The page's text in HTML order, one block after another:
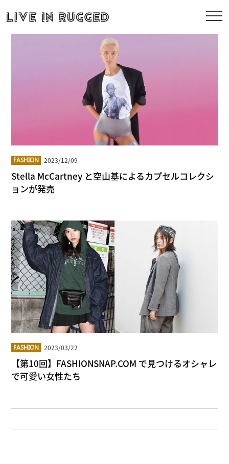
FASHION 2023/12/09
Stella McCartney と空山基によるカプセルコレクシ
ョンが発売
FASHION 2023/03/22
【第10回】FASHIONSNAP.COM で見つけるオシャレ
で可愛い女性たち